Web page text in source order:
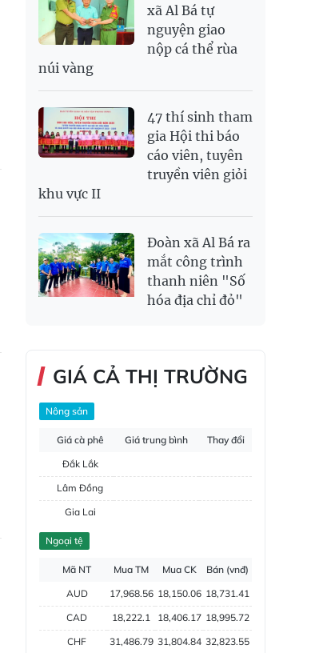
xã Al Bá tự
nguyện giao
nộp cá thể rùa
núi vàng
47 thí sinh tham
gia Hội thi báo
cáo viên, tuyên
truyền viên giỏi
khu vực II
Đoàn xã Al Bá ra
mắt công trình
thanh niên "Số
hóa địa chỉ đỏ"
GIÁ CẢ THỊ TRƯỜNG
Nông sản
Giá cà phê Giá trung bình
Thay đổi
Đắk Lắk
Lâm Đồng
Gia Lai
Đắk Nông
Ngoại tệ
Mã NT Mua TM Mua CK
Bán (vnđ)
AUD
17,968.56 18,150.06 18,731.41
CAD
18,222.1 18,406.17 18,995.72
CHF
31,486.79 31,804.84 32,823.55